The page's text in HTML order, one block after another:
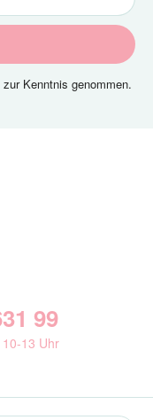
zur Kenntnis genommen.
99
13 Uhr